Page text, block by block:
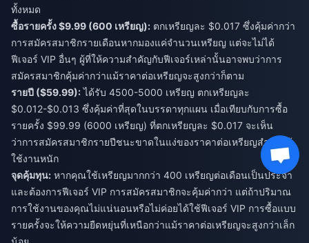
ทั้งหมด
ซื้อรายครั้ง $9.99 (600 เหรียญ): ตกเหรียญละ $0.017 ซึ่งคุ้มค่ากว่า
การสมัครสมาชิกรายเดือนหากมองแค่จำนวนเหรียญ แต่จะไม่ได้
ฟีเจอร์ VIP อื่นๆ ผู้ที่ให้ความสำคัญกับฟีเจอร์เหล่านั้นอาจพบว่าการ
สมัครสมาชิกคุ้มค่ากว่าแม้ราคาต่อเหรียญจะสูงกว่าก็ตาม
รายปี ($59.99):ได้รับ 4500-5000 เหรียญ ตกเหรียญละ
$0.012-$0.013 ซึ่งคุ้มค่าที่สุดในบรรดาทุกแผน เมื่อเทียบกับการซื้อ
รายครั้ง $99.99 (6000 เหรียญ) ที่ตกเหรียญละ $0.017 จะเห็น
ว่าการสมัครสมาชิกรายปีชนะขาดในแง่ของราคาต่อเหรียญสำหรับผู้
ใช้งานหนัก
จุดคุ้มทุน: หากคุณใช้เหรียญมากกว่า 400 เหรียญต่อเดือนเป็นประจำ
และต้องการฟีเจอร์ VIP การสมัครสมาชิกจะคุ้มค่ากว่า แต่ถ้าปริมาณ
การใช้งานของคุณไม่แน่นอนหรือไม่ค่อยได้ใช้ฟีเจอร์ VIP การซื้อแบบ
รายครั้งจะให้ความยืดหยุ่นที่เหนือกว่าแม้ราคาต่อเหรียญจะสูงกว่าเล็ก